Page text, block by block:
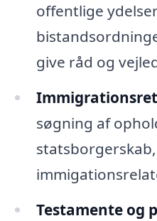
offentlige
give råd og
søgning af
Testamente og